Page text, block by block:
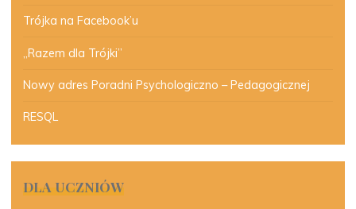
Trójka na Facebook’u
„Razem dla Trójki”
Nowy adres Poradni Psychologiczno – Pedagogicznej
RESQL
DLA UCZNIÓW